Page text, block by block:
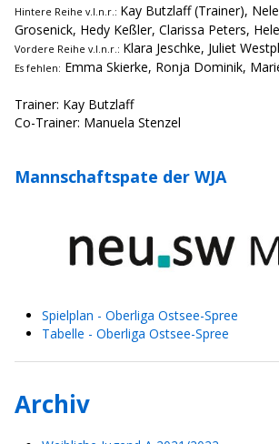
Hintere Reihe v.l.n.r.: Kay Butzlaff (Trainer),
Grosenick, Hedy Keßler, Clarissa Peters,
Vordere Reihe v.l.n.r.: Klara Jeschke, Juliet
Es fehlen: Emma Skierke, Ronja Dominik,
Trainer: Kay Butzlaff
Co-Trainer: Manuela Stenzel
Mannschaftspate der WJA
Spielplan - Oberliga Ostsee-Spree
Tabelle - Oberliga Ostsee-Spree
Archiv